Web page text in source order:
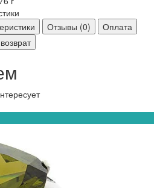
Отзывы (0)
Оплата